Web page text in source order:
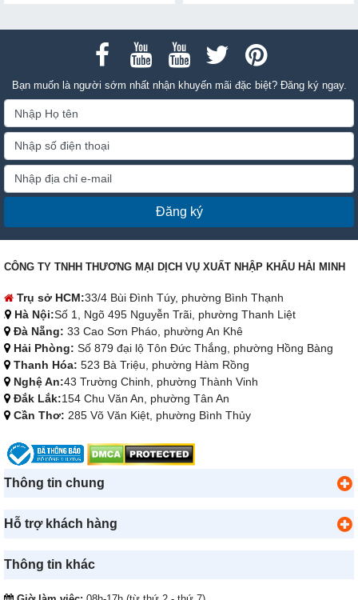
Bạn muốn là người sớm nhất nhận khuyến mãi đặc biệt? Đăng ký ngay.
Đăng ký
CÔNG TY TNHH THƯƠNG MẠI DỊCH VỤ XUẤT NHẬP KHẨU HẢI MINH
Trụ sở HCM:33/4 Bùi Đình Túy, phường Bình Thạnh
Hà Nội:Số 1, Ngõ 495 Nguyễn Trãi, phường Thanh Liệt
Đà Nẵng: 33 Cao Sơn Pháo, phường An Khê
Hải Phòng: Số 879 đại lộ Tôn Đức Thắng, phường Hồng Bàng
Thanh Hóa: 523 Bà Triệu, phường Hàm Rồng
Nghệ An:43 Trường Chinh, phường Thành Vinh
Đắk Lắk:154 Chu Văn An, phường Tân An
Cần Thơ: 285 Võ Văn Kiệt, phường Bình Thủy
Thông tin chung
Hỗ trợ khách hàng
Thông tin khác